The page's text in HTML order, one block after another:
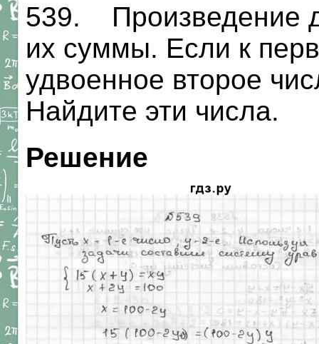
539. Произведение
их суммы. Если к
удвоенное второе
Найдите эти числа.
Решение